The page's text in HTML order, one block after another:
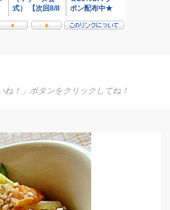
ね！」ボタンをクリックしてね！